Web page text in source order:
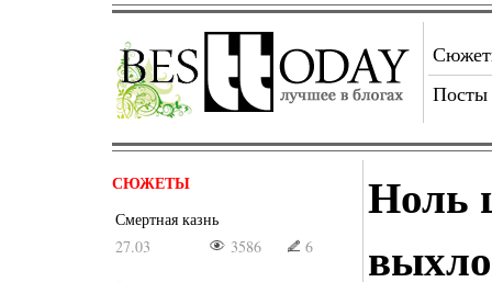
Посты
СЮЖЕТЫ
Смертная казнь
27.03
3586
6
Ноль